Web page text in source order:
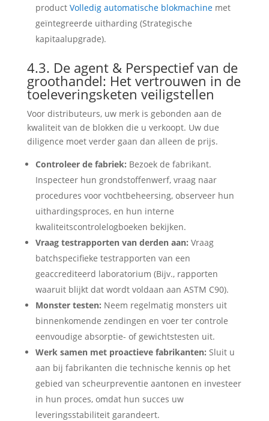
product Volledig automatische blokmachine met
geïntegreerde uitharding (Strategische
kapitaalupgrade).
4.3. De agent & Perspectief van de
groothandel: Het vertrouwen in de
toeleveringsketen veiligstellen
Voor distributeurs, uw merk is gebonden aan de
kwaliteit van de blokken die u verkoopt. Uw due
diligence moet verder gaan dan alleen de prijs.
Controleer de fabriek: Bezoek de fabrikant.
Inspecteer hun grondstoffenwerf, vraag naar
procedures voor vochtbeheersing, observeer hun
uithardingsproces, en hun interne
kwaliteitscontrolelogboeken bekijken.
Vraag testrapporten van derden aan: Vraag
batchspecifieke testrapporten van een
geaccrediteerd laboratorium (Bijv., rapporten
waaruit blijkt dat wordt voldaan aan ASTM C90).
Monster testen: Neem regelmatig monsters uit
binnenkomende zendingen en voer ter controle
eenvoudige absorptie- of gewichtstesten uit.
Werk samen met proactieve fabrikanten: Sluit u
aan bij fabrikanten die technische kennis op het
gebied van scheurpreventie aantonen en investeer
in hun proces, omdat hun succes uw
leveringsstabiliteit garandeert.